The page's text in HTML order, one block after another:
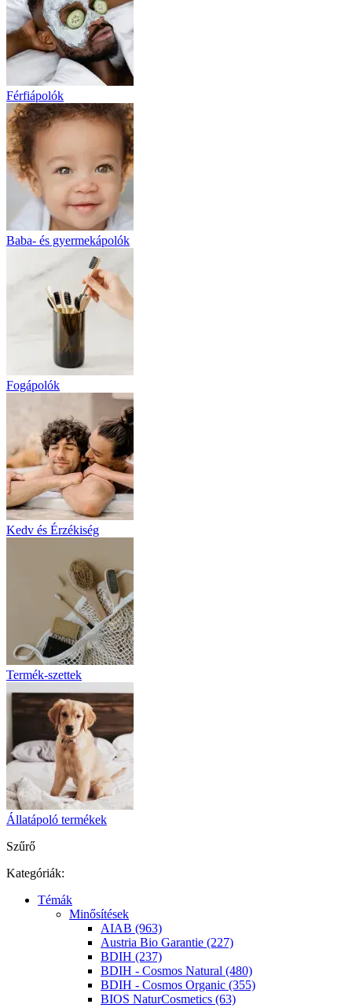
Férfiápolók
Baba- és gyermekápolók
Fogápolók
Kedv és Érzékiség
Termék-szettek
Állatápoló termékek
Szűrő
Kategóriák:
Témák
Minősítések
AIAB (963)
Austria Bio Garantie (227)
BDIH (237)
BDIH - Cosmos Natural (480)
BDIH - Cosmos Organic (355)
BIOS NaturCosmetics (63)